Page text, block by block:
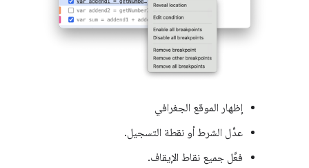
إظهار الموقع الجغرافي
عدِّل الشرط أو نقطة التسجيل.
فعِّل جميع نقاط الإيقاف.